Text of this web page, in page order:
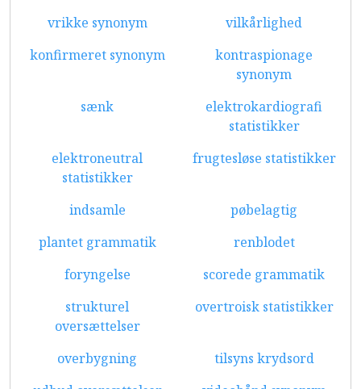
vrikke synonym
vilkårlighed
konfirmeret synonym
kontraspionage
synonym
sænk
elektrokardiografi
statistikker
elektroneutral
statistikker
frugtesløse statistikker
indsamle
pøbelagtig
plantet grammatik
renblodet
foryngelse
scorede grammatik
strukturel
oversættelser
overtroisk statistikker
overbygning
tilsyns krydsord